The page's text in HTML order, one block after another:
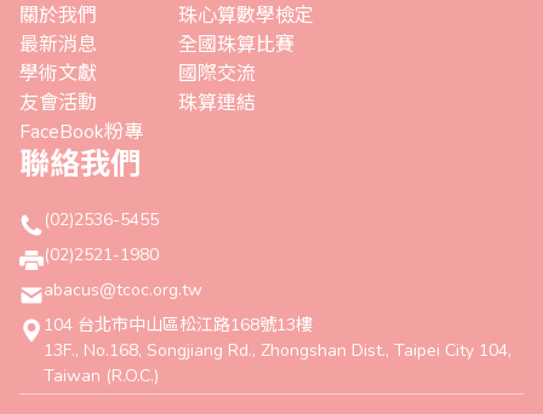
關於我們
最新消息
學術文獻
友會活動
FaceBook粉專
珠心算數學檢定
全國珠算比賽
國際交流
珠算連結
聯絡我們
(02)2536-5455
(02)2521-1980
abacus@tcoc.org.tw
104 台北市中山區松江路168號13樓
13F., No.168, Songjiang Rd., Zhongshan Dist., Taipei City 104,
Taiwan (R.O.C.)